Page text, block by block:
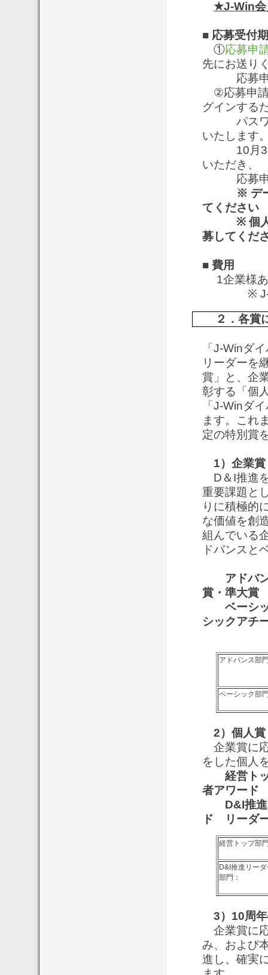
★J-Win会
■ 応募受付
①応募申
先にお送り
応募申
②応募申請
グインする
パスワー
いたします
10月3日
いただき、
応募申請
※ デ
てください
※ 個
募してくだ
■費用
1企業様あ
※ J-Win
２．各賞
「J-Winダ
リーダーを
賞」と、企
彰する「個
「J-Winダ
ます。これ
定の特別賞
1）企業賞
D＆I推進
重要課題と
りに積極的
な価値を創
組んでいる
ドバンスと
アドバン
賞・準大賞
ベーシッ
シックアチ
アドバンス部
ベーシック部
2）個人賞
企業賞に
をした個人
経営ト
者アワード
D&I推
ド リーダ
経営トップ部
D&I推進リー
部門：
3）10周年
企業賞に
み、および
進し、確実